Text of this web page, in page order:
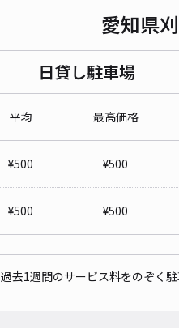
愛知県
日貸し駐車場
平均 最高価格
¥500 ¥500
¥500 ¥500
過去1週間のサービス料をのぞく